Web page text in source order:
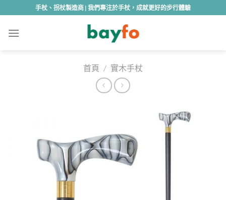
to
content
手杖、拐杖製造商 | 我們專注於手杖，成就更好的步行體驗
首頁 / 實木手杖